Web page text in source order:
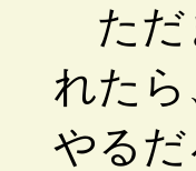
ただ
れた
やる